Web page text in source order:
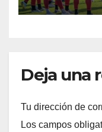
Deja una
Tu dirección de
Los campos